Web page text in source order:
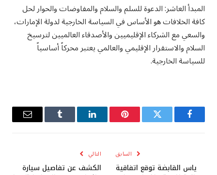
المبدأ العاشر: الدعوة للسلم والسلام والمفاوضات والحوار لحل
كافة الخلافات هو الأساس في السياسة الخارجية لدولة الإمارات،
والسعي مع الشركاء الإقليميين والأصدقاء العالميين لترسيخ
السلام والاستقرار الإقليمي والعالمي يعتبر محركاً أساسياً
للسياسة الخارجية.
فيسبوك تويتر بينتيريستلينكدإن Tumblr
البريد
السابق
ياس القابضة توقع اتفاقية
التالي
الكشف عن تفاصيل سيارة